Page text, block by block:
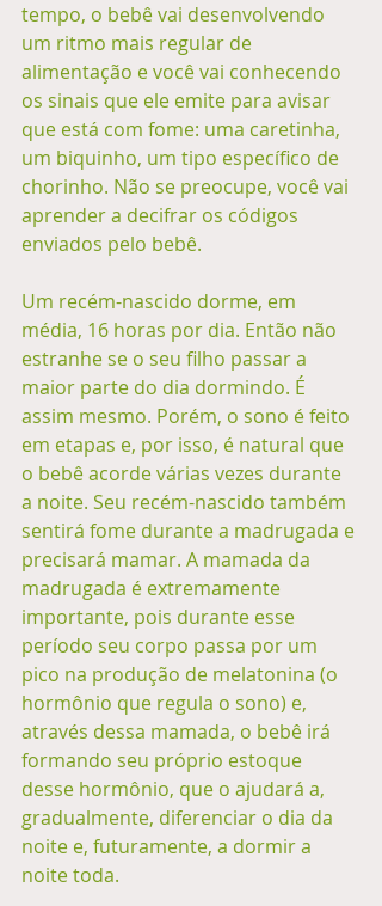
tempo, o bebê vai desenvolvendo
um ritmo mais regular de
alimentação e você vai conhecendo
os sinais que ele emite para avisar
que está com fome: uma caretinha,
um biquinho, um tipo específico de
chorinho. Não se preocupe, você vai
aprender a decifrar os códigos
enviados pelo bebê.
Um recém-nascido dorme, em
média, 16 horas por dia. Então não
estranhe se o seu filho passar a
maior parte do dia dormindo. É
assim mesmo. Porém, o sono é feito
em etapas e, por isso, é natural que
o bebê acorde várias vezes durante
a noite. Seu recém-nascido também
sentirá fome durante a madrugada e
precisará mamar. A mamada da
madrugada é extremamente
importante, pois durante esse
período seu corpo passa por um
pico na produção de melatonina (o
hormônio que regula o sono) e,
através dessa mamada, o bebê irá
formando seu próprio estoque
desse hormônio, que o ajudará a,
gradualmente, diferenciar o dia da
noite e, futuramente, a dormir a
noite toda.